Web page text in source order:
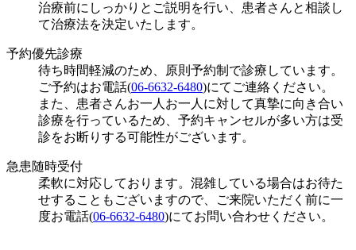
治療前にしっかりとご説明を行い、患者さんと相談し
て治療法を決定いたします。
予約優先診療
待ち時間軽減のため、原則予約制で診療しています。
ご予約はお電話(06-6632-6480)にてご連絡ください。
また、患者さんお一人お一人に対して真摯に向き合い
診療を行っているため、予約キャンセルが多い方は受
診をお断りする可能性がございます。
急患随時受付
柔軟に対応しております。混雑している場合はお待た
せすることもございますので、ご来院いただく前に一
度お電話(06-6632-6480)にてお問い合わせください。